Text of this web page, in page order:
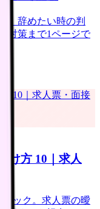
、辞めたい時の判
対策まで1ページで
け方 10｜求人
ック。求人票の曖